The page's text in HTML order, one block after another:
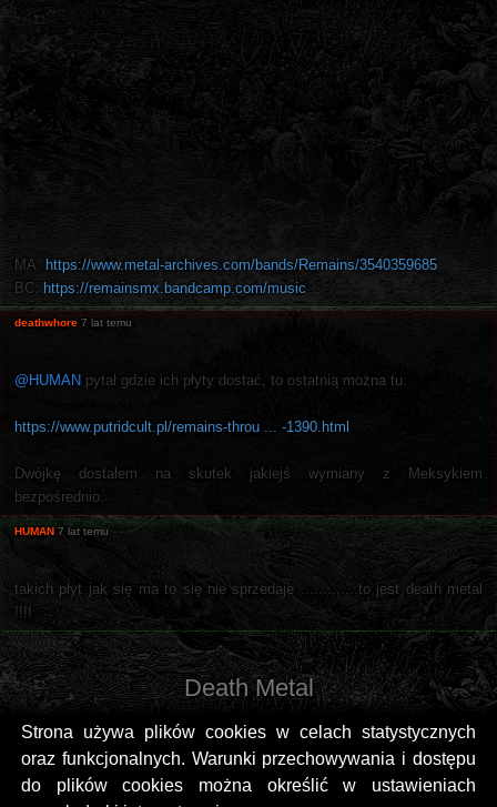
Strona używa plików cookies w celach statystycznych
oraz funkcjonalnych. Warunki przechowywania i dostępu
do plików cookies można określić w ustawieniach
MA: https://www.metal-archives.com/bands/Remains/3540359685
BC: https://remainsmx.bandcamp.com/music
deathwhore 7 lat temu
@HUMAN pytał gdzie ich płyty dostać, to ostatnią można tu:
https://www.putridcult.pl/remains-throu ... -1390.html
Dwójkę dostałem na skutek jakiejś wymiany z Meksykiem
bezpośrednio.
HUMAN 7 lat temu
takich płyt jak się ma to się nie sprzedaje .............to jest death metal
!!!!
Death Metal